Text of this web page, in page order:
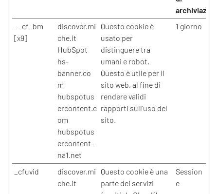
__cf_bm
[x9]
discover.mi
che.it
HubSpot
hs-
banner.co
m
hubspotus
ercontent.c
om
hubspotus
ercontent-
na1.net
Questo cookie è
usato per
distinguere tra
umani e robot.
Questo è utile per il
sito web, al fine di
rendere validi
rapporti sull'uso del
sito.
1 giorno
_cfuvid
discover.mi
che.it
Questo cookie è una
parte dei servizi
Session
e